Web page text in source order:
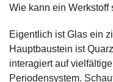
Wie kann ein Werkstoff
Eigentlich ist Glas ein
Hauptbaustein ist
interagiert auf
Periodensystem.